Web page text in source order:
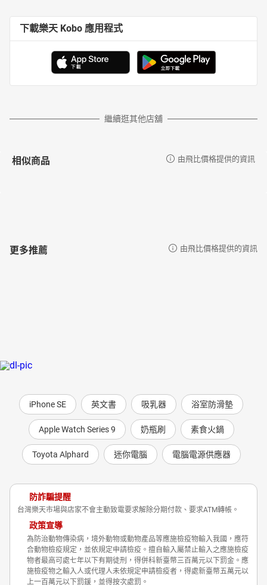
下載樂天 Kobo 應用程式
繼續逛其他店舖
相似商品 由飛比價格提供的資訊
更多推薦 由飛比價格提供的資訊
iPhone SE 英文書 吸乳器 浴室防滑墊
Apple Watch Series 9 奶瓶刷 素食火鍋
Toyota Alphard 迷你電腦 電腦電源供應器
防詐騙提醒
台灣樂天市場與店家不會主動致電要求解除分期付款、要求ATM轉帳。
政策宣導
為防治動物傳染病，境外動物或動物產品等應施檢疫物輸入我國，應符
合動物檢疫規定，並依規定申請檢疫。擅自輸入屬禁止輸入之應施檢疫
物者最高可處七年以下有期徒刑，得併科新臺幣三百萬元以下罰金。應
施檢疫物之輸入人或代理人未依規定申請檢疫者，得處新臺幣五萬元以
上一百萬元以下罰鍰，並得按次處罰。